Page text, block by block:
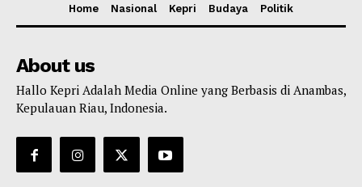
Home Nasional Kepri Budaya Politik
About us
Hallo Kepri Adalah Media Online yang Berbasis di Anambas,
Kepulauan Riau, Indonesia.